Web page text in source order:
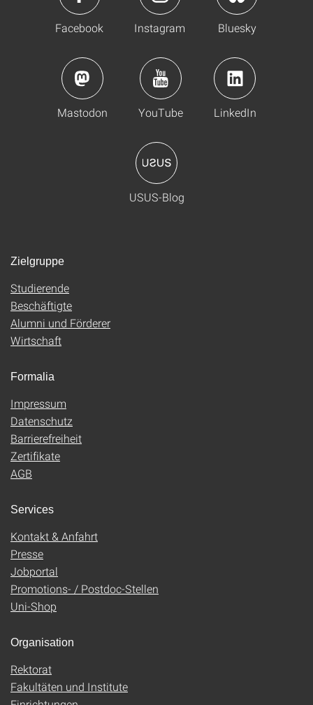
Facebook Instagram Bluesky
Mastodon YouTube LinkedIn
USUS-Blog
Zielgruppe
Studierende
Beschäftigte
Alumni und Förderer
Wirtschaft
Formalia
Impressum
Datenschutz
Barrierefreiheit
Zertifikate
AGB
Services
Kontakt & Anfahrt
Presse
Jobportal
Promotions- / Postdoc-Stellen
Uni-Shop
Organisation
Rektorat
Fakultäten und Institute